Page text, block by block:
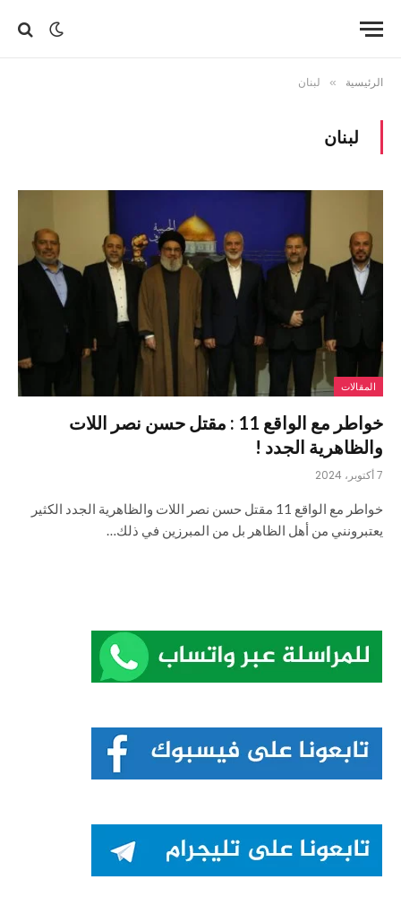
الرئيسية » لبنان
لبنان
المقالات
خواطر مع الواقع 11 : مقتل حسن نصر اللات
والظاهرية الجدد !
7 أكتوبر، 2024
خواطر مع الواقع 11 مقتل حسن نصر اللات والظاهرية الجدد الكثير
يعتبرونني من أهل الظاهر بل من المبرزين في ذلك…